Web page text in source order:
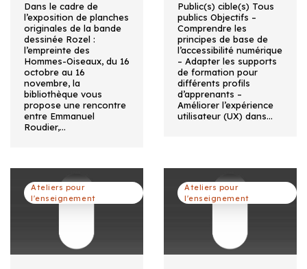
Dans le cadre de
l’exposition de planches
originales de la bande
dessinée Rozel :
l’empreinte des
Hommes-Oiseaux, du 16
octobre au 16
novembre, la
bibliothèque vous
propose une rencontre
entre Emmanuel
Roudier,…
Public(s) cible(s) Tous
publics Objectifs –
Comprendre les
principes de base de
l’accessibilité numérique
– Adapter les supports
de formation pour
différents profils
d’apprenants –
Améliorer l’expérience
utilisateur (UX) dans…
Ateliers pour
l'enseignement
Ateliers pour
l'enseignement